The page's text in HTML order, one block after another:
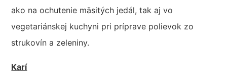
ako na ochutenie mäsitých jedál, tak aj vo
vegetariánskej kuchyni pri príprave polievok zo
strukovín a zeleniny.
Karí